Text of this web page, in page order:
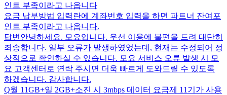
인트 부족이라고 나옵니다
요금 납부방법 입력란에 계좌번호 입력을 하면 파트너 잔여포
인트 부족이라고 나옵니다.
답변 안녕하세요. 모요입니다. 우선 이용에 불편을 드려 대단히
죄송합니다. 일부 오류가 발생하였었는데, 현재는 수정되어 정
상적으로 확인하실 수 있습니다. 모요 서비스 오류 발생 시 모
요 고객센터로 연락 주시면 더욱 빠르게 도와드릴 수 있도록
하겠습니다. 감사합니다.
Q월 11GB+일 2GB+소진 시 3mbps 데이터 요금제 11기가 사용